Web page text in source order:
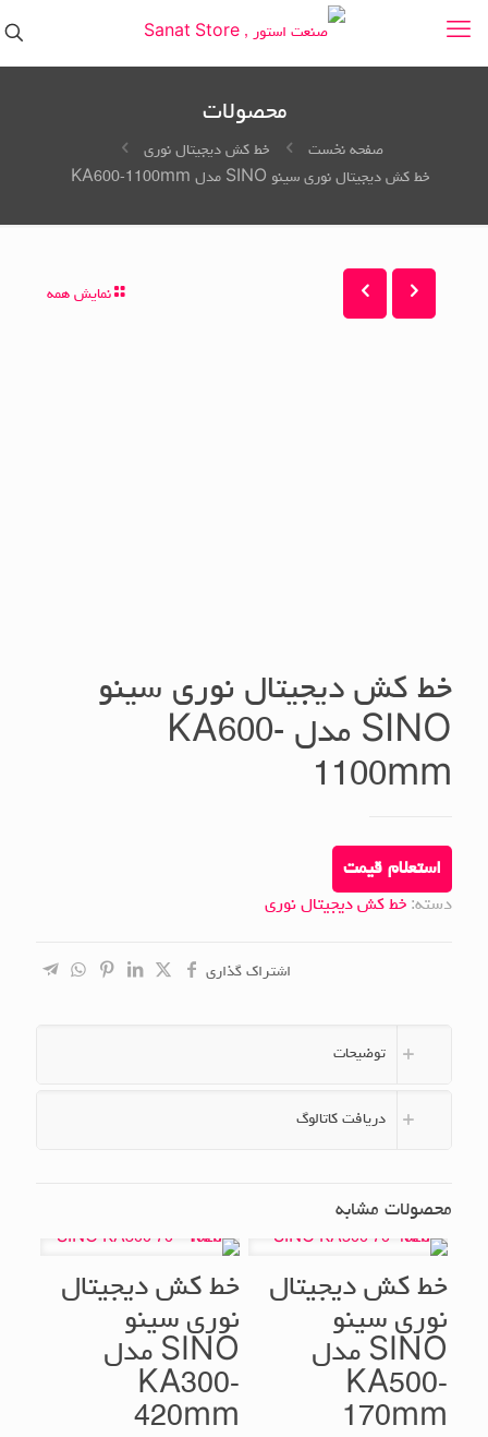
محصولات
صفحه نخست
خط کش دیجیتال نوری
خط کش دیجیتال نوری سینو SINO مدل KA600-1100mm
نمایش همه
خط کش دیجیتال نوری سینو
SINO مدل KA600-
1100mm
استعلام قیمت
دسته: خط کش دیجیتال نوری
اشتراک گذاری
توضیحات
دریافت کاتالوگ
محصولات مشابه
خط کش دیجیتال
نوری سینو
SINO مدل
KA500-
170mm
خط کش دیجیتال
نوری سینو
SINO مدل
KA300-
420mm